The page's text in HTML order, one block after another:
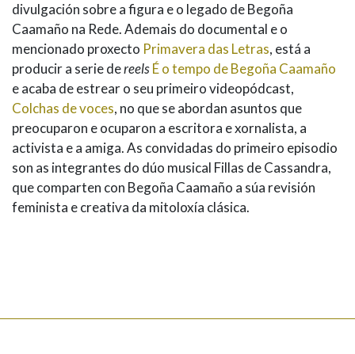
divulgación sobre a figura e o legado de Begoña
Caamaño na Rede. Ademais do documental e o
mencionado proxecto Primavera das Letras, está a
producir a serie dereelsÉ o tempo de Begoña Caamaño
e acaba de estrear o seu primeiro videopódcast,
Colchas de voces, no que se abordan asuntos que
preocuparon e ocuparon a escritora e xornalista, a
activista e a amiga. As convidadas do primeiro episodio
son as integrantes do dúo musical Fillas de Cassandra,
que comparten con Begoña Caamaño a súa revisión
feminista e creativa da mitoloxía clásica.